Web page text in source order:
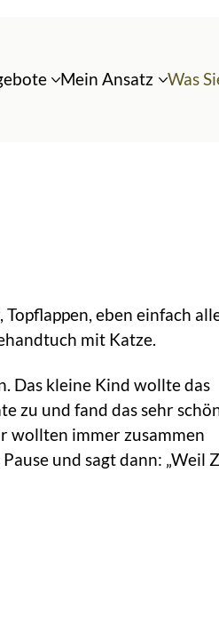
Mein Ansatz Was
eben einfach
mit Katze.
Das kleine Kind wollte das
zu und fand das sehr
wollten immer zusammen
und sagt dann: „Weil